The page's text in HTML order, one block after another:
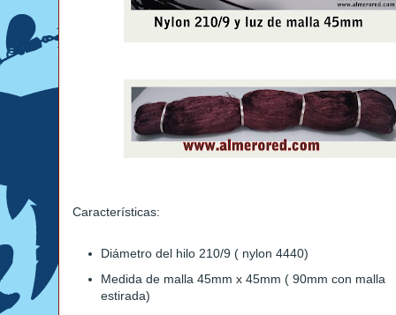
Características:
Diámetro del hilo 210/9 ( nylon 4440)
Medida de malla 45mm x 45mm ( 90mm con malla
estirada)